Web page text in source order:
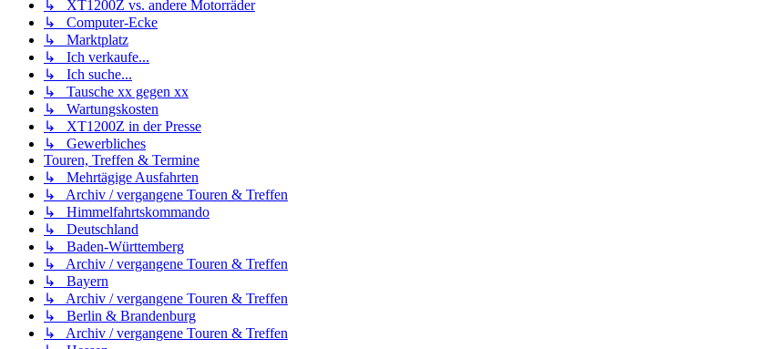
↳ XT1200Z vs. andere Motorräder
↳ Computer-Ecke
↳ Marktplatz
↳ Ich verkaufe...
↳ Ich suche...
↳ Tausche xx gegen xx
↳ Wartungskosten
↳ XT1200Z in der Presse
↳ Gewerbliches
Touren, Treffen & Termine
↳ Mehrtägige Ausfahrten
↳ Archiv / vergangene Touren & Treffen
↳ Himmelfahrtskommando
↳ Deutschland
↳ Baden-Württemberg
↳ Archiv / vergangene Touren & Treffen
↳ Bayern
↳ Archiv / vergangene Touren & Treffen
↳ Berlin & Brandenburg
↳ Archiv / vergangene Touren & Treffen